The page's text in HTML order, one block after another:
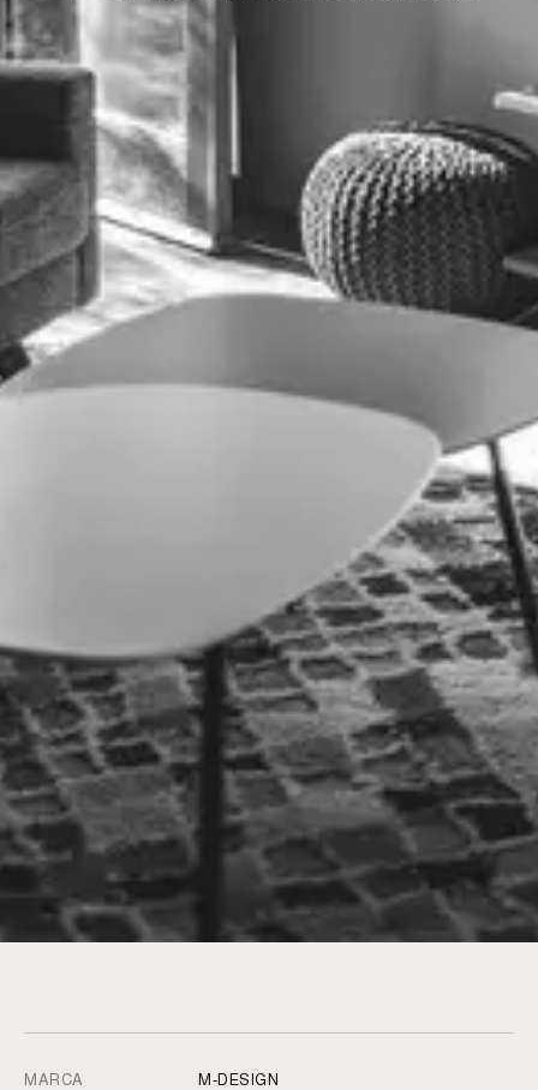
MARCA M-DESIGN